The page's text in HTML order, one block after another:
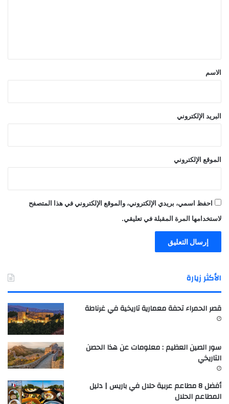
*
الاسم
البريد الإلكتروني
الموقع الإلكتروني
احفظ اسمي، بريدي الإلكتروني، والموقع الإلكتروني في هذا المتصفح
لاستخدامها المرة المقبلة في تعليقي.
الأكثر زيارة
قصر الحمراء تحفة معمارية تاريخية في غرناطة
سور الصين العظيم : معلومات عن هذا الحصن
التاريخي
أفضل 8 مطاعم عربية حلال في باريس | دليل
المطاعم الحلال